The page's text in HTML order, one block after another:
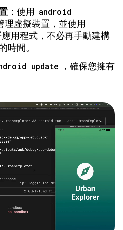
：使用 android
理虛擬裝置，並使用
用程式，不必再手動建構
時間。
update
，確保您擁有